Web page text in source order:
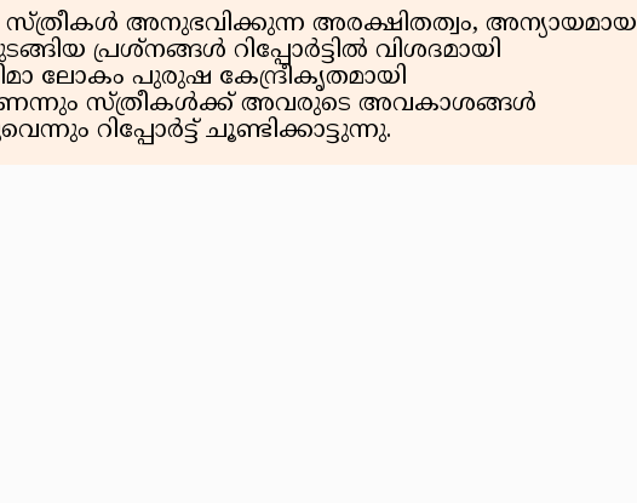
സ്ത്രീകള്‍ അനുഭവിക്കുന്ന അരക്ഷിതത്വം, അന്യായമായ
പ്രശ്നങ്ങള്‍ റിപ്പോര്‍ട്ടില്‍ വിശദമായി
ലോകം പുരുഷ കേന്ദ്രീകൃതമായി
സ്ത്രീകള്‍ക്ക് അവരുടെ അവകാശങ്ങള്‍
റിപ്പോര്‍ട്ട് ചൂണ്ടിക്കാട്ടുന്നു.